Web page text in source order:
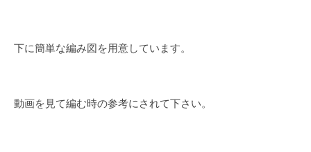
下に簡単な編み図を用意しています。
動画を見て編む時の参考にされて下さい。